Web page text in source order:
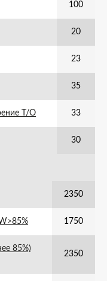
100
20
23
35
Т/О 33
30
2350
1750
85%)
2350